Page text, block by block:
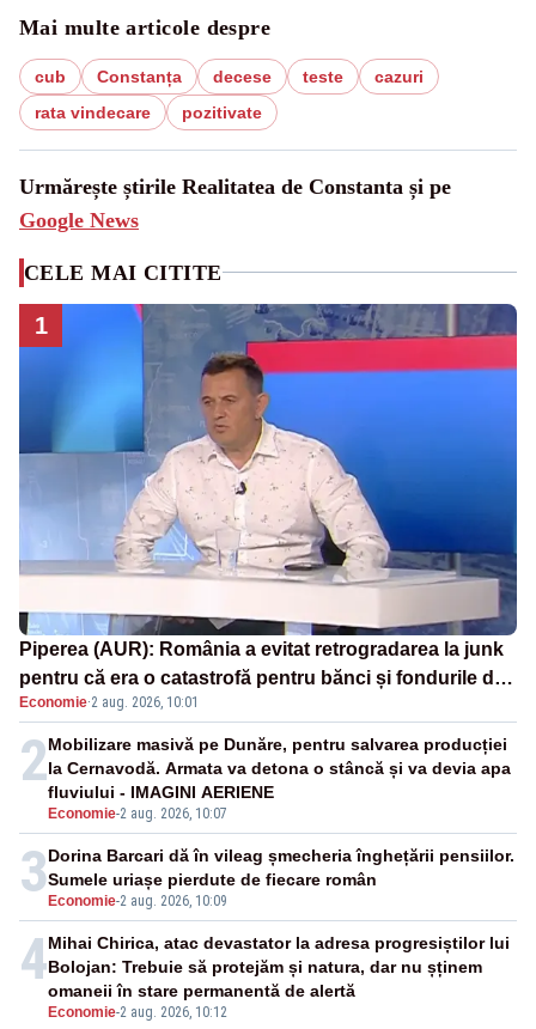
Mai multe articole despre
cub Constanța decese teste
cazuri
rata vindecare
pozitivate
Urmărește știrile Realitatea de Constanta și pe
Google News
CELE MAI CITITE
1
Piperea (AUR): România a evitat retrogradarea la junk
pentru că era o catastrofă pentru bănci și fondurile de
pensii
Economie·2 aug. 2026, 10:01
2
Economie-2 aug. 2026, 10:07
Mobilizare masivă pe Dunăre, pentru salvarea producției
la Cernavodă. Armata va detona o stâncă și va devia apa
fluviului - IMAGINI AERIENE
3 Economie-2 aug. 2026, 10:09
Dorina Barcari dă în vileag șmecheria înghețării pensiilor.
Sumele uriașe pierdute de fiecare român
4
Economie-2 aug. 2026, 10:12
Mihai Chirica, atac devastator la adresa progresiștilor lui
Bolojan: Trebuie să protejăm și natura, dar nu șținem
omaneii în stare permanentă de alertă